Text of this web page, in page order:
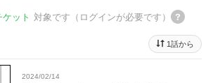
ット 対象です（ログインが必要です）
1話から
2024/02/14